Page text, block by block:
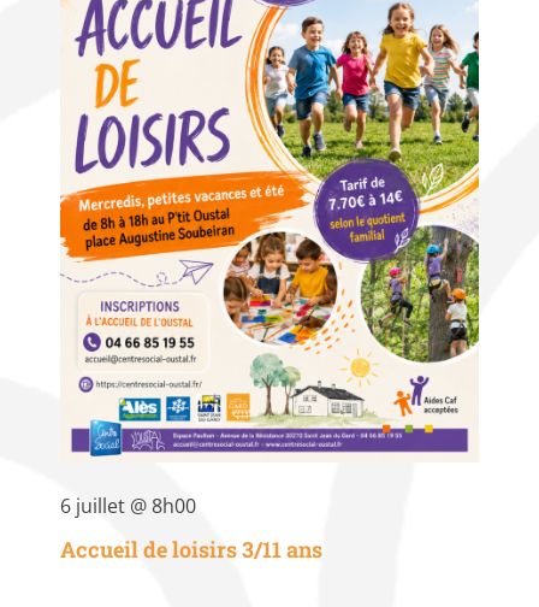
6 juillet @ 8h00
Accueil de loisirs 3/11 ans